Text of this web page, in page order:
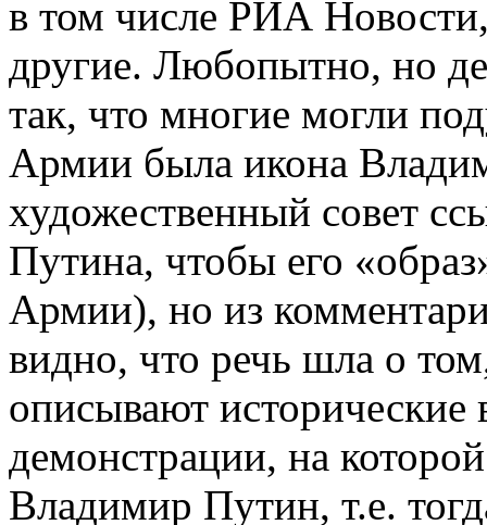
в том числе РИА
другие. Любопытно, но
так, что многие могли
Армии была икона
художественный совет
Путина, чтобы его
Армии), но из
видно, что речь шла о
описывают
демонстрации, на
Владимир Путин, т.е.